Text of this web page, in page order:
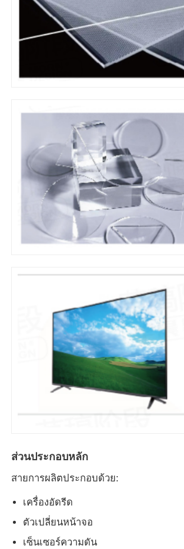
ส่วนประกอบหลัก
สายการผลิตประกอบด้วย:
เครื่องอัดรีด
ตัวเปลี่ยนหน้าจอ
เซ็นเซอร์ความดัน